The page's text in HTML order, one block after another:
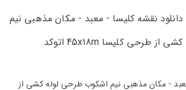
نقشه کلیسا - معبد - مکان مذهبی نیم
اشکوب طرحی لوله کشی از طرحی کلیسا 45x18m اتوکد
- مکان مذهبی نیم اشکوب طرحی لوله کشی از